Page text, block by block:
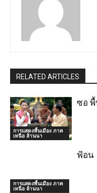
RELATED ARTICLES
การแสดงพื้นเมือง ภาค
เหนือ ล้านนา
ซอ พื้
การแสดงพื้นเมือง ภาค
เหนือ ล้านนา
ฟ้อน